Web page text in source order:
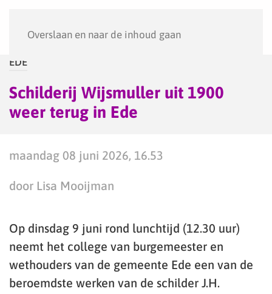
Overslaan en naar de inhoud gaan
EDE
Schilderij Wijsmuller uit 1900
weer terug in Ede
maandag 08 juni 2026, 16.53
door Lisa Mooijman
Op dinsdag 9 juni rond lunchtijd (12.30 uur)
neemt het college van burgemeester en
wethouders van de gemeente Ede een van de
beroemdste werken van de schilder J.H.